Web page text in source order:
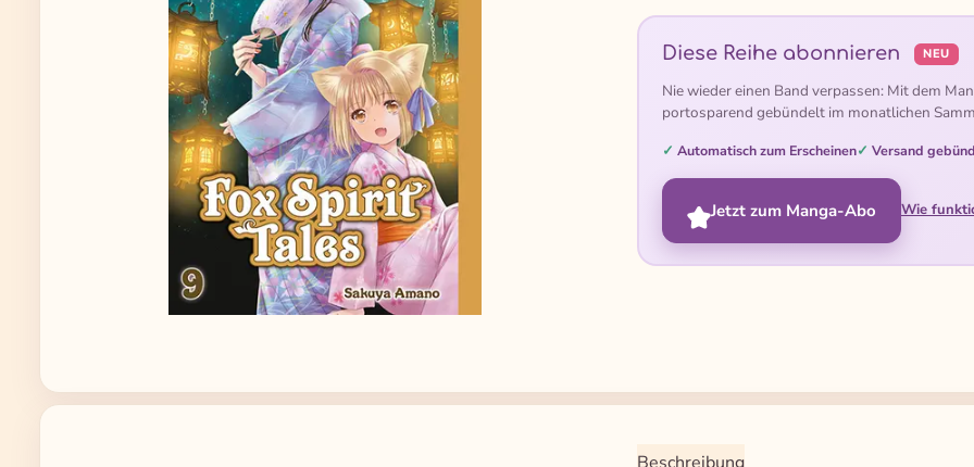
Diese Reihe abonnieren NEU
Nie wieder einen Band verpassen: Mit dem
portosparend gebündelt im monatlichen
Automatisch zum Erscheinen Versand
Jetzt zum Manga-Abo Wie